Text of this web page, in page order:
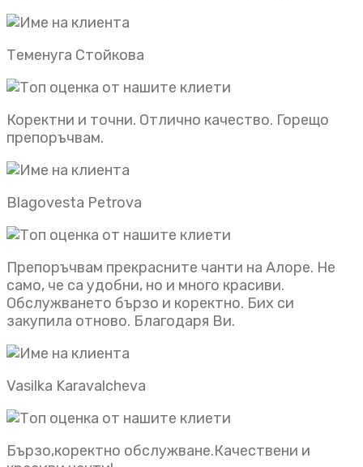
Теменуга Стойкова
Коректни и точни. Отлично качество. Горещо
препоръчвам.
Blagovesta Petrova
Препоръчвам прекрасните чанти на Алоре. Не
само, че са удобни, но и много красиви.
Обслужването бързо и коректно. Бих си
закупила отново. Благодаря Ви.
Vasilka Karavalcheva
Бързо,коректно обслужване.Качествени и